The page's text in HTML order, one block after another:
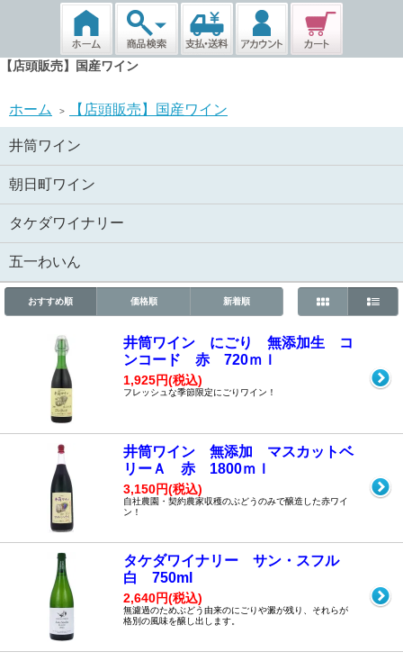
【店頭販売】国産ワイン
ホーム > 【店頭販売】国産ワイン
井筒ワイン
朝日町ワイン
タケダワイナリー
五一わいん
おすすめ順 価格順 新着順
井筒ワイン にごり 無添加生 コ
ンコード 赤 720ｍｌ
1,925円(税込)
フレッシュな季節限定にごりワイン！
井筒ワイン 無添加 マスカットベ
リーＡ 赤 1800ｍｌ
3,150円(税込)
自社農園・契約農家収穫のぶどうのみで醸造した赤ワイ
ン！
タケダワイナリー サン・スフル
白 750ml
2,640円(税込)
無濾過のためぶどう由来のにごりや澱が残り、それらが
格別の風味を醸し出します。